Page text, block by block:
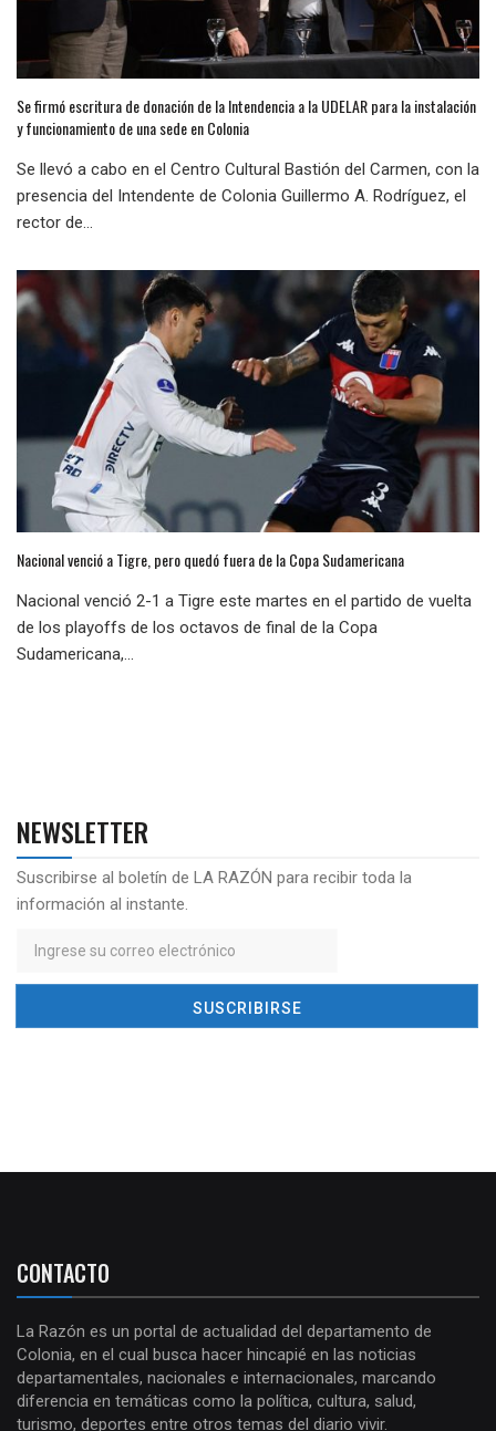
Se firmó escritura de donación de la Intendencia a la UDELAR para la instalación
y funcionamiento de una sede en Colonia
Se llevó a cabo en el Centro Cultural Bastión del Carmen, con la
presencia del Intendente de Colonia Guillermo A. Rodríguez, el
rector de...
Nacional venció a Tigre, pero quedó fuera de la Copa Sudamericana
Nacional venció 2-1 a Tigre este martes en el partido de vuelta
de los playoffs de los octavos de final de la Copa
Sudamericana,...
NEWSLETTER
Suscribirse al boletín de LA RAZÓN para recibir toda la
información al instante.
CONTACTO
La Razón es un portal de actualidad del departamento de
Colonia, en el cual busca hacer hincapié en las noticias
departamentales, nacionales e internacionales, marcando
diferencia en temáticas como la política, cultura, salud,
turismo, deportes entre otros temas del diario vivir.